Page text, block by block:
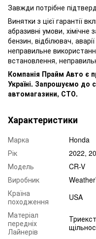
Завжди потрібне
Винятки з цієї гарантії
абразивні умови,
бензин, відбілювач,
неправильне
встановлення,
Компанія Прайм Авто є
Україні. Запрошуємо до
автомагазини, СТО.
Характеристики
Марка
Honda
Рік
2022,
Модель
CR-V
Виробник
Країна
походження
USA
Матеріал
передніх
Лайнерів